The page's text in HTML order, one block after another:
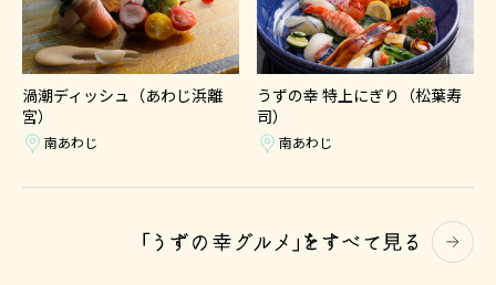
渦潮ディッシュ（あわじ浜離
宮）
南あわじ
うずの幸 特上にぎり（松葉寿
司）
南あわじ